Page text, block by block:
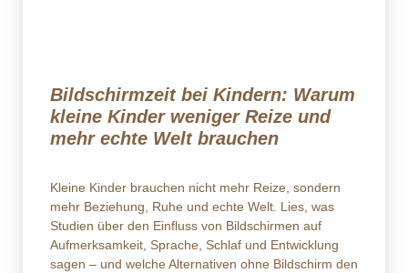
Bildschirmzeit bei Kindern: Warum
kleine Kinder weniger Reize und
mehr echte Welt brauchen
Kleine Kinder brauchen nicht mehr Reize, sondern
mehr Beziehung, Ruhe und echte Welt. Lies, was
Studien über den Einfluss von Bildschirmen auf
Aufmerksamkeit, Sprache, Schlaf und Entwicklung
sagen – und welche Alternativen ohne Bildschirm den